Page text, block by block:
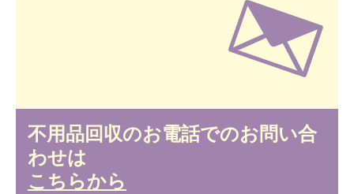
不用品回収のお電話でのお問い合
わせは
こちらから